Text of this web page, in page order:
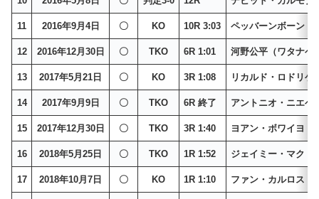
11 2016年9月4日 〇 KO 10R 3:03 ペッバーンボーン・
12 2016年12月30日 〇 TKO 6R 1:01 河野公平（ワタナベ
13 2017年5月21日 〇 KO 3R 1:08 リカルド・ロドリゲ
14 2017年9月9日 〇 TKO 6R 終了 アントニオ・ニエベ
15 2017年12月30日 〇 TKO 3R 1:40 ヨアン・ボワイヨ
16 2018年5月25日 〇 TKO 1R 1:52 ジェイミー・マクド
17 2018年10月7日 〇 KO 1R 1:10 ファン・カルロス・